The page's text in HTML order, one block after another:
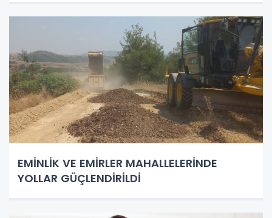
EMİNLİK VE EMİRLER MAHALLELERİNDE
YOLLAR GÜÇLENDİRİLDİ